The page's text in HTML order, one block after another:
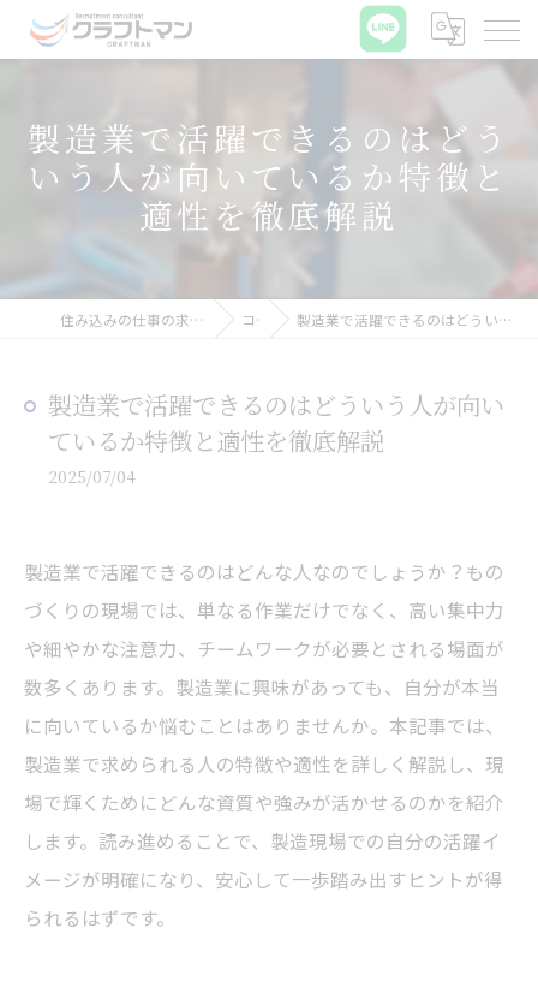
製造業で活躍できるのはどう
いう人が向いているか特徴と
適性を徹底解説
住み込みの仕事の求人なら株式会社クラフトマン コラム 製造業で活躍できるのはどういう人が向いているか特徴と適性を徹底解説
製造業で活躍できるのはどういう人が向い
ているか特徴と適性を徹底解説
2025/07/04
製造業で活躍できるのはどんな人なのでしょうか？もの
づくりの現場では、単なる作業だけでなく、高い集中力
や細やかな注意力、チームワークが必要とされる場面が
数多くあります。製造業に興味があっても、自分が本当
に向いているか悩むことはありませんか。本記事では、
製造業で求められる人の特徴や適性を詳しく解説し、現
場で輝くためにどんな資質や強みが活かせるのかを紹介
します。読み進めることで、製造現場での自分の活躍イ
メージが明確になり、安心して一歩踏み出すヒントが得
られるはずです。